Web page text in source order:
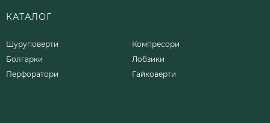
КАТАЛОГ
Шуруповерти
Болгарки
Перфоратори
Компресори
Лобзики
Гайковерти